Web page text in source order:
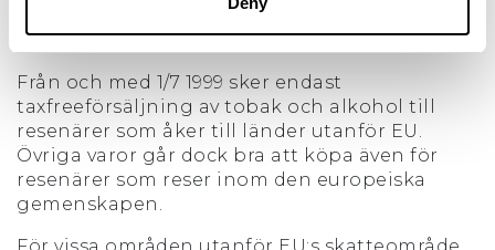
Tull
Från och med 1/7 1999 sker endast
taxfreeförsäljning av tobak och alkohol till
resenärer som åker till länder utanför EU.
Övriga varor går dock bra att köpa även för
resenärer som reser inom den europeiska
gemenskapen.